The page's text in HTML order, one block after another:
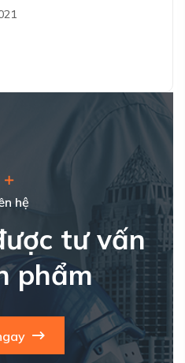
hệ
tư vấn
phẩm